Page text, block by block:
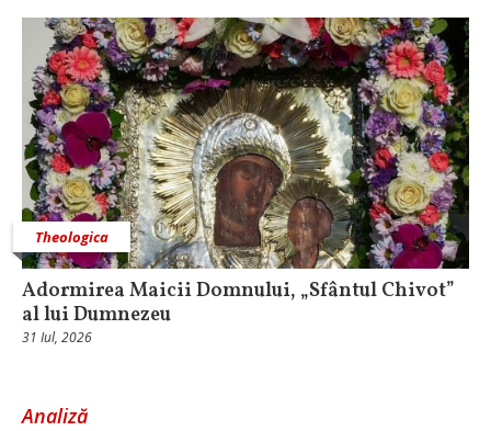
Theologica
Adormirea Maicii Domnului, „Sfântul Chivot”
al lui Dumnezeu
31 Iul, 2026
Analiză